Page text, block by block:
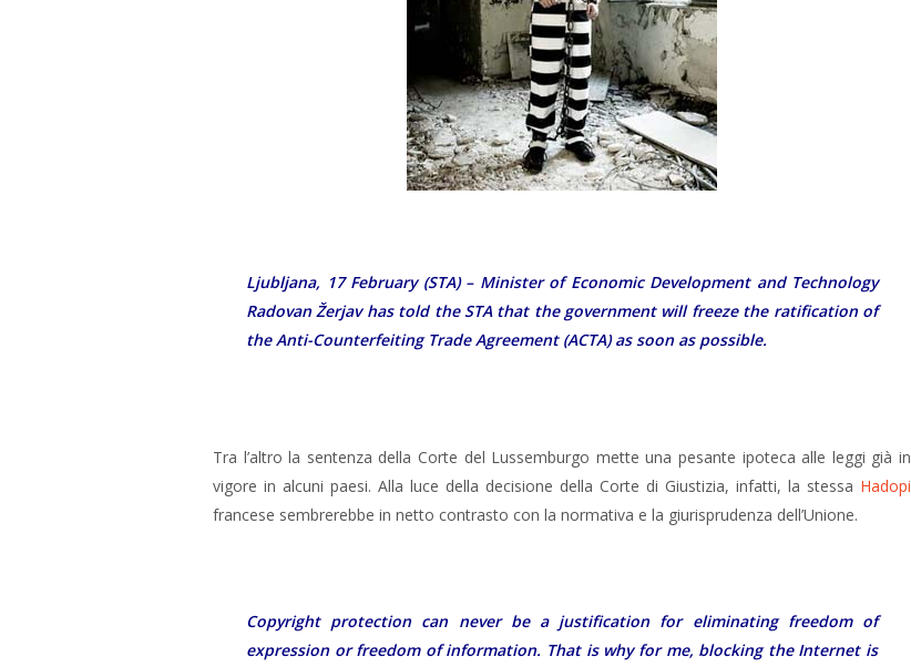
Ljubljana, 17 February (STA) – Minister of Economic Development and Technology
Radovan Žerjav has told the STA that the government will freeze the ratification of
the Anti-Counterfeiting Trade Agreement (ACTA) as soon as possible.
Tra l’altro la sentenza della Corte del Lussemburgo mette una pesante ipoteca alle leggi già in
vigore in alcuni paesi. Alla luce della decisione della Corte di Giustizia, infatti, la stessa Hadopi
francese sembrerebbe in netto contrasto con la normativa e la giurisprudenza dell’Unione.
Copyright protection can never be a justification for eliminating freedom of
expression or freedom of information. That is why for me, blocking the Internet is